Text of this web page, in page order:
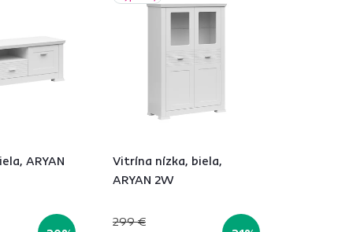
ARYAN
Vitrína nízka, biela,
ARYAN 2W
299 €